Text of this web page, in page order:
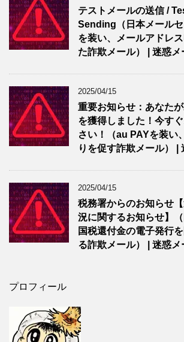
テストメールの送信 /
Sending（日本メール
を装い、メールアドレ
た詐欺メール） | 迷惑メ
2025/04/15
重要お知らせ：あなた
を獲得しました！今す
さい！（au PAYを装い
りを促す詐欺メール） |
2025/04/15
税務署からのお知らせ
況に関するお知らせ】（
国税還付金の電子発行
る詐欺メール） | 迷惑メ
プロフィール